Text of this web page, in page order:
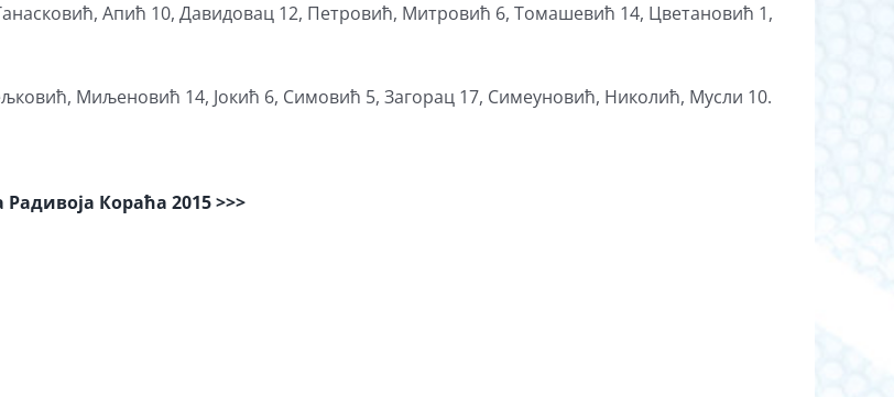
Апић 10, Давидовац 12, Петровић, Митровић 6, Томашевић 14, Цветановић 1,
Миљеновић 14, Јокић 6, Симовић 5, Загорац 17, Симеуновић, Николић, Мусли 10.
Кораћа 2015 >>>